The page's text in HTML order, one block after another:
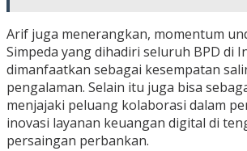
Arif juga menerangkan, momentum
Simpeda yang dihadiri seluruh BPD di
dimanfaatkan sebagai kesempatan
pengalaman. Selain itu juga bisa
menjajaki peluang kolaborasi dalam
inovasi layanan keuangan digital di
persaingan perbankan.